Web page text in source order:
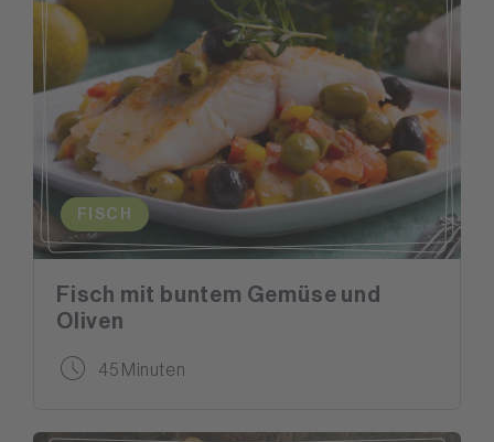
FISCH
Fisch mit buntem Gemüse und
Oliven
45 Minuten